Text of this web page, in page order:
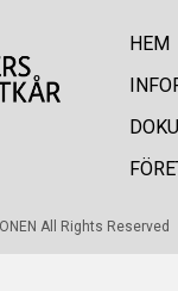
HEM
All Rights Reserved